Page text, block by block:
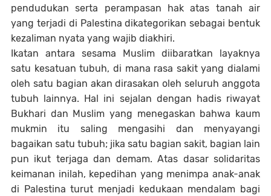
pendudukan serta perampasan hak atas tanah air
yang terjadi di Palestina dikategorikan sebagai bentuk
kezaliman nyata yang wajib diakhiri.
Ikatan antara sesama Muslim diibaratkan layaknya
satu kesatuan tubuh, di mana rasa sakit yang dialami
oleh satu bagian akan dirasakan oleh seluruh anggota
tubuh lainnya. Hal ini sejalan dengan hadis riwayat
Bukhari dan Muslim yang menegaskan bahwa kaum
mukmin itu saling mengasihi dan menyayangi
bagaikan satu tubuh; jika satu bagian sakit, bagian lain
pun ikut terjaga dan demam. Atas dasar solidaritas
keimanan inilah, kepedihan yang menimpa anak-anak
di Palestina turut menjadi kedukaan mendalam bagi